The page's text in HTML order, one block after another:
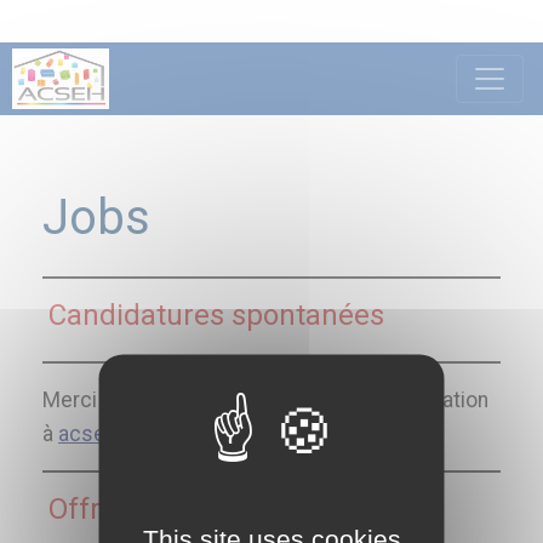
Jobs
Candidatures spontanées
Merci d’envoyer vos CV et lettres de motivation
à acseh.asbl@gmail.com
Offres d’emploi